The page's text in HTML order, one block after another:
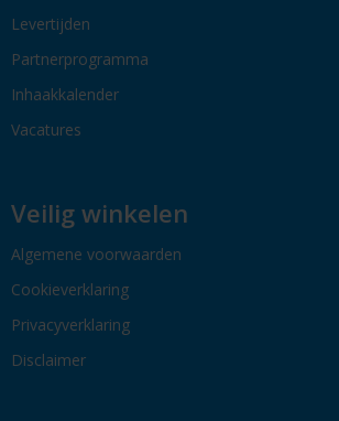
Levertijden
Partnerprogramma
Inhaakkalender
Vacatures
Veilig winkelen
Algemene voorwaarden
Cookieverklaring
Privacyverklaring
Disclaimer